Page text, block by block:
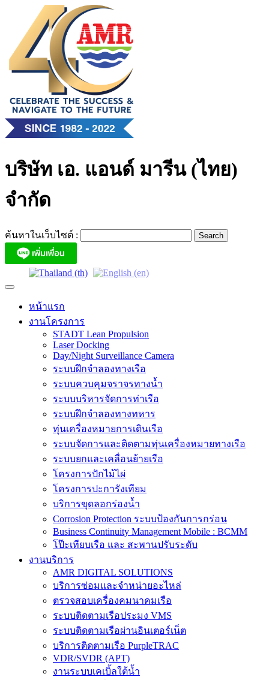
content
บริษัท เอ. แอนด์ มารีน (ไทย)
จำกัด
ค้นหาในเว็บไซต์ :
หน้าแรก
งานโครงการ
STADT Lean Propulsion
Laser Docking
Day/Night Surveillance Camera
ระบบฝึกจำลองทางเรือ
ระบบควบคุมจราจรทางน้ำ
ระบบบริหารจัดการท่าเรือ
ระบบฝึกจำลองทางทหาร
ทุ่นเครื่องหมายการเดินเรือ
ระบบจัดการและติดตามทุ่นเครื่องหมายทางเรือ
ระบบยกและเคลื่อนย้ายเรือ
โครงการปักไม้ไผ่
โครงการปะการังเทียม
บริการขุดลอกร่องน้ำ
Corrosion Protection ระบบป้องกันการกร่อน
Business Continuity Management Mobile : BCMM
โป๊ะเทียบเรือ และ สะพานปรับระดับ
งานบริการ
AMR DIGITAL SOLUTIONS
บริการซ่อมและจำหน่ายอะไหล่
ตรวจสอบเครื่องคมนาคมเรือ
ระบบติดตามเรือประมง VMS
ระบบติดตามเรือผ่านอินเตอร์เน็ต
บริการติดตามเรือ PurpleTRAC
VDR/SVDR (APT)
งานระบบเคเบิ้ลใต้น้ำ